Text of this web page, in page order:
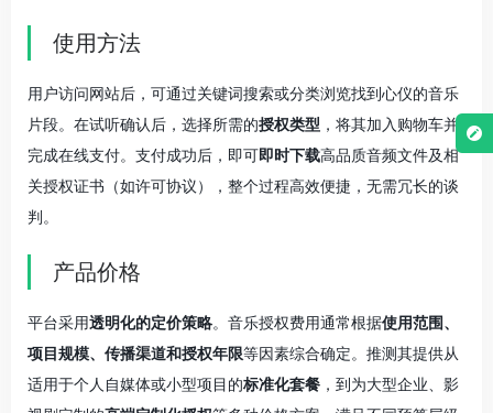
使用方法
用户访问网站后，可通过关键词搜索或分类浏览找到心仪的音乐
片段。在试听确认后，选择所需的授权类型 ，将其加入购物车并
完成在线支付。支付成功后，即可即时下载高品质音频文件及相
关授权证书（如许可协议），整个过程高效便捷，无需冗长的谈
判。
产品价格
平台采用透明化的定价策略。音乐授权费用通常根据使用范围、
项目规模、传播渠道和授权年限等因素综合确定。推测其提供从
适用于个人自媒体或小型项目的标准化套餐 ，到为大型企业、影